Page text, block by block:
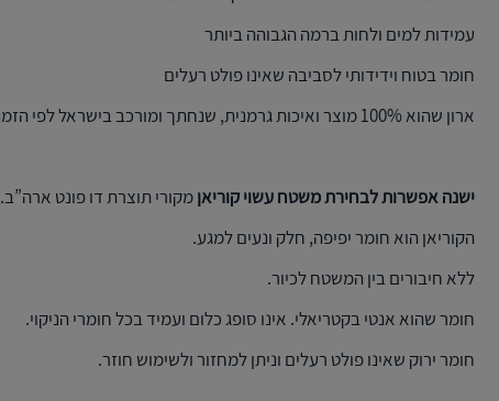
עמידות למים ולחות ברמה הגבוהה ביותר
חומר בטוח וידידותי לסביבה שאינו פולט רעלים
ארון שהוא 100% מוצר ואיכות גרמנית, שנחתך ומורכב בישראל לפי הזמנה.
ישנה אפשרות לבחירת משטח עשוי קוריאןמקורי תוצרת דו פונט ארה”ב.
הקוריאן הוא חומר יפיפה, חלק ונעים למגע.
ללא חיבורים בין המשטח לכיור.
חומר שהוא אנטי בקטריאלי. אינו סופג כלום ועמיד בכל חומרי הניקוי.
חומר ירוק שאינו פולט רעלים וניתן למחזור ולשימוש חוזר.